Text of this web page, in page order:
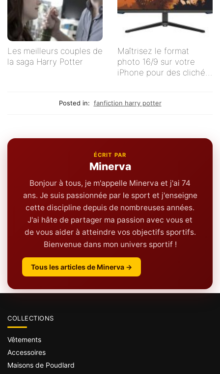
Les meilleurs couples de
la saga Harry Potter
Maîtrisez le format
photo 16/9 sur votre
iPhone pour des clichés
Posted in: fanfiction harry potter
ÉCRIT PAR
Minerva
Bonjour à tous, je m'appelle Minerva et j'ai 74
ans. Je suis passionnée par le sport et j'enseigne
cette discipline depuis de nombreuses années.
J'ai hâte de partager ma passion avec vous et
de vous aider à atteindre vos objectifs sportifs.
Bienvenue dans mon univers sportif !
Tous les articles de Minerva →
COLLECTIONS
Vêtements
Accessoires
Maisons de Poudlard